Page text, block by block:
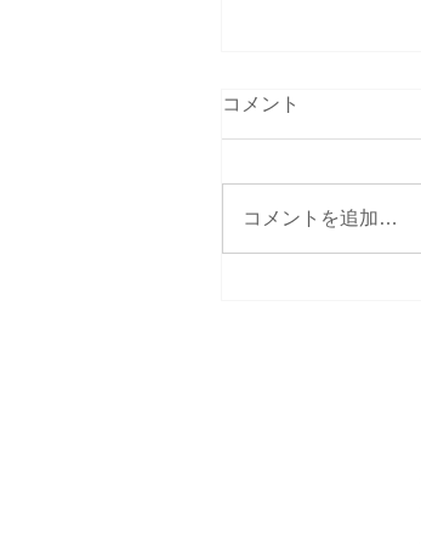
コメント
コメントを追加…